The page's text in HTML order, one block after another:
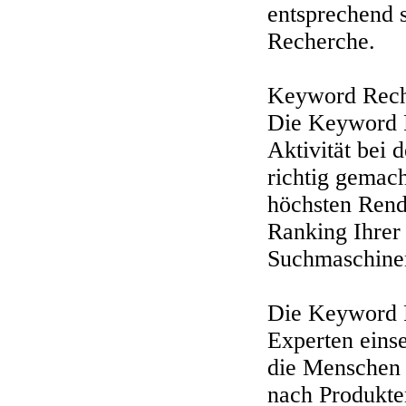
entsprechend
Recherche.
Keyword
Die Keyword
Aktivität bei
richtig
höchsten
Ranking Ihrer
Die Keyword
Experten
die
nach